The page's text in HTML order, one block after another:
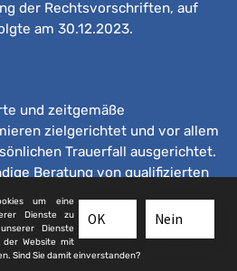
der Rechtsvorschriften, auf
am 30.12.2023.
und zeitgemäße
zielgerichtet und vor allem
Trauerfall ausgerichtet.
Beratung von qualifizierten
Nein
OK
um eine
Dienste zu
Dienste
Website mit
Sind Sie damit einverstanden?